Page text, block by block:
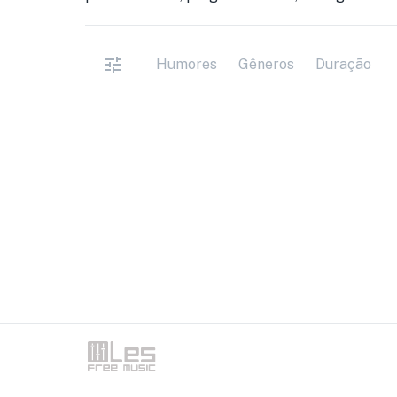
Humores Gêneros Duração